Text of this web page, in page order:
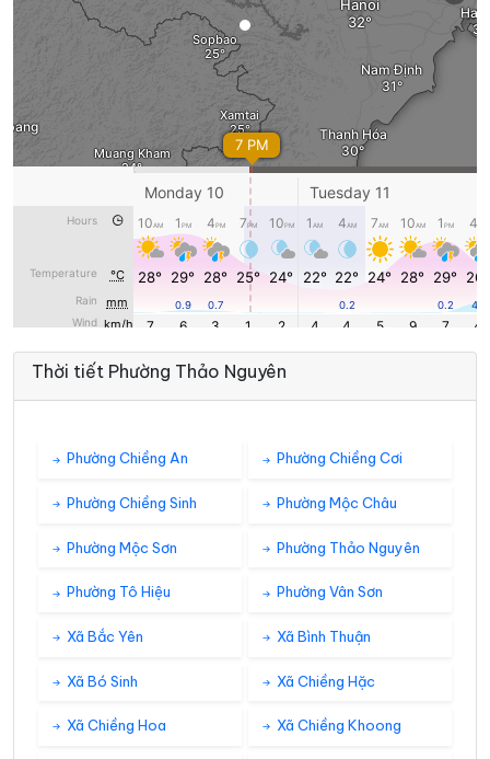
Thời tiết Phường Thảo Nguyên
Phường Chiềng An Phường Chiềng Cơi
Phường Chiềng Sinh Phường Mộc Châu
Phường Mộc Sơn Phường Thảo Nguyên
Phường Tô Hiệu Phường Vân Sơn
Xã Bắc Yên Xã Bình Thuận
Xã Bó Sinh Xã Chiềng Hặc
Xã Chiềng Hoa Xã Chiềng Khoong